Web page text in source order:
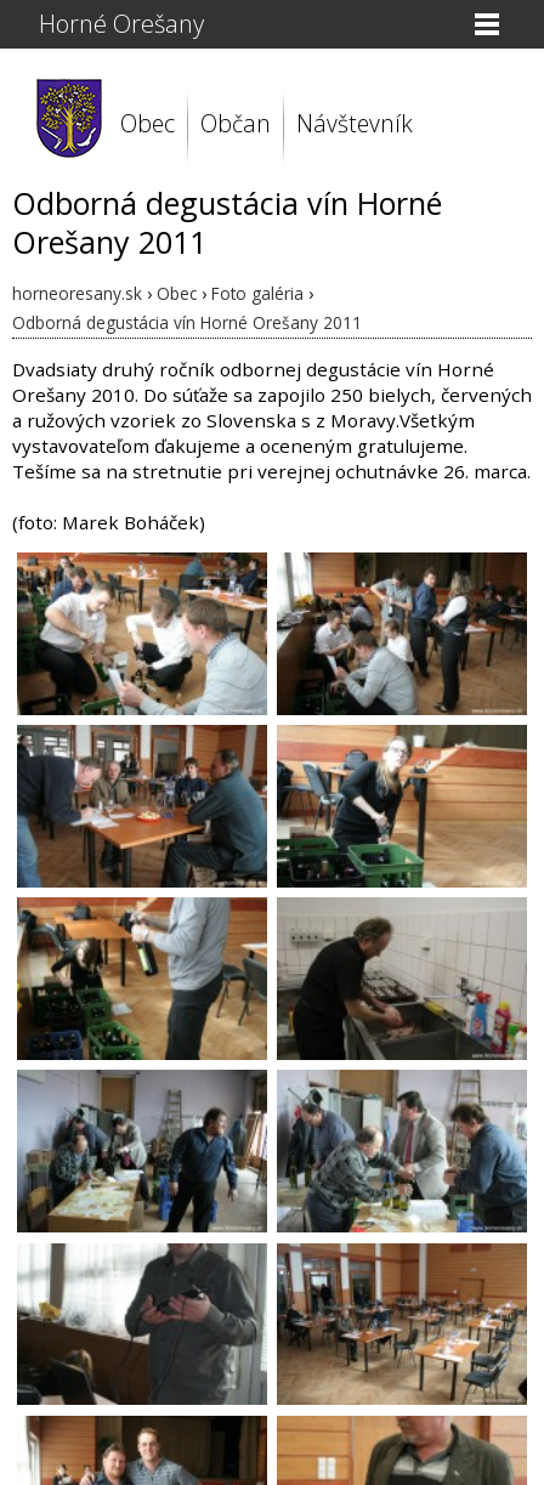
Horné Orešany
Obec Občan Návštevník
Odborná degustácia vín Horné
Orešany 2011
horneoresany.sk › Obec › Foto galéria ›
Odborná degustácia vín Horné Orešany 2011
Dvadsiaty druhý ročník odbornej degustácie vín Horné
Orešany 2010. Do súťaže sa zapojilo 250 bielych, červených
a ružových vzoriek zo Slovenska s z Moravy.Všetkým
vystavovateľom ďakujeme a oceneným gratulujeme.
Tešíme sa na stretnutie pri verejnej ochutnávke 26. marca.
(foto: Marek Boháček)